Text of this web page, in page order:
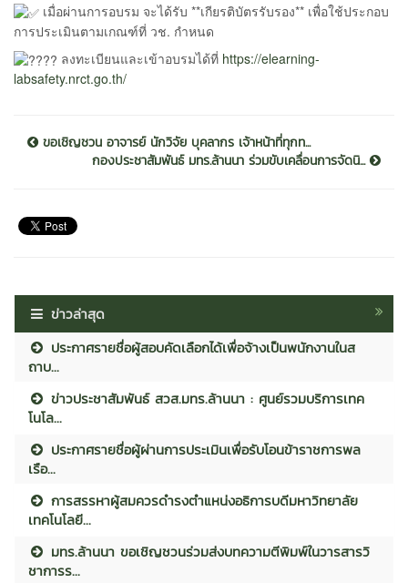
เมื่อผ่านการอบรม จะได้รับ **เกียรติบัตรรับรอง** เพื่อใช้ประกอบ
การประเมินตามเกณฑ์ที่ วช. กำหนด
ลงทะเบียนและเข้าอบรมได้ที่ https://elearning-
labsafety.nrct.go.th/
ขอเชิญชวน อาจารย์ นักวิจัย บุคลากร เจ้าหน้าที่ทุกท...
กองประชาสัมพันธ์ มทร.ล้านนา ร่วมขับเคลื่อนการจัดนิ...
ข่าวล่าสุด
ประกาศรายชื่อผู้สอบคัดเลือกได้เพื่อจ้างเป็นพนักงานในส
ถาบ...
ข่าวประชาสัมพันธ์ สวส.มทร.ล้านนา : ศูนย์รวมบริการเทค
โนโล...
ประกาศรายชื่อผู้ผ่านการประเมินเพื่อรับโอนข้าราชการพล
เรือ...
การสรรหาผู้สมควรดำรงตำแหน่งอธิการบดีมหาวิทยาลัย
เทคโนโลยี...
มทร.ล้านนา ขอเชิญชวนร่วมส่งบทความตีพิมพ์ในวารสารวิ
ชาการร...